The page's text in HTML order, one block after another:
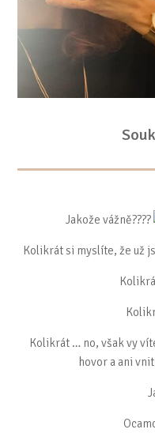
Jakože vážně????
Kolikrát si myslíte, že už
Kolikrát … no, však vy
hovor a ani